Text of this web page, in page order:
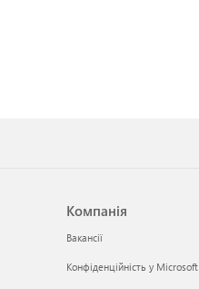
Компанія
Вакансії
Конфіденційність у Microsoft